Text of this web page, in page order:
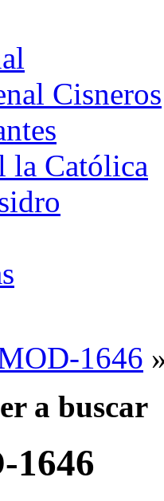
Cisneros
la Católica
1646
a buscar
1646